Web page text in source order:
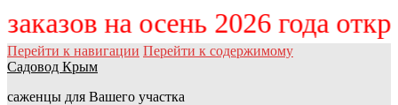
заказов на осень 2026 года
Перейти к навигации Перейти к содержимому
Садовод Крым
саженцы для Вашего участка